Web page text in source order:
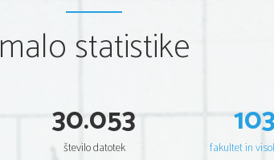
Kaj so izotopi?
Izračunaj koliko odstotkov posameznih
malo statistike
30.053
število datotek
103
fakultet in